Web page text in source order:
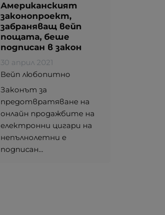
Американският
законопроект,
забраняващ вейп
пощата, беше
подписан в закон
30 април 2021
Вейп любопитно
Законът за
предотвратяване на
онлайн продажбите на
електронни цигари на
непълнолетни е
подписан...